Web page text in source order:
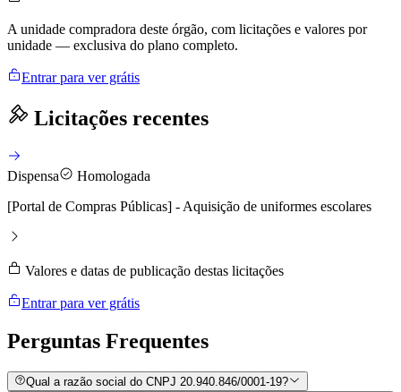
A unidade compradora deste órgão, com licitações e valores por
unidade — exclusiva do plano completo.
Entrar para ver grátis
Licitações recentes
Dispensa
Homologada
[Portal de Compras Públicas] - Aquisição de uniformes escolares
Valores e datas de publicação destas licitações
Entrar para ver grátis
Perguntas Frequentes
Qual a razão social do CNPJ 20.940.846/0001-19?